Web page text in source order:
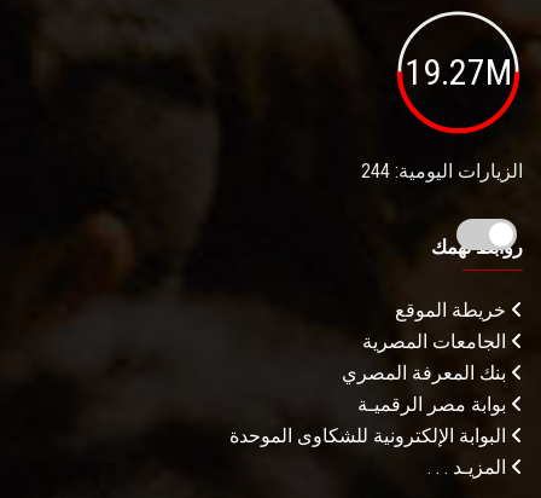
19.27M
الزيارات اليومية: 244
روابط تهمك
خريطة الموقع
الجامعات المصرية
بنك المعرفة المصري
بوابة مصر الرقميـة
البوابة الإلكترونية للشكاوى الموحدة
المزيـد . . .